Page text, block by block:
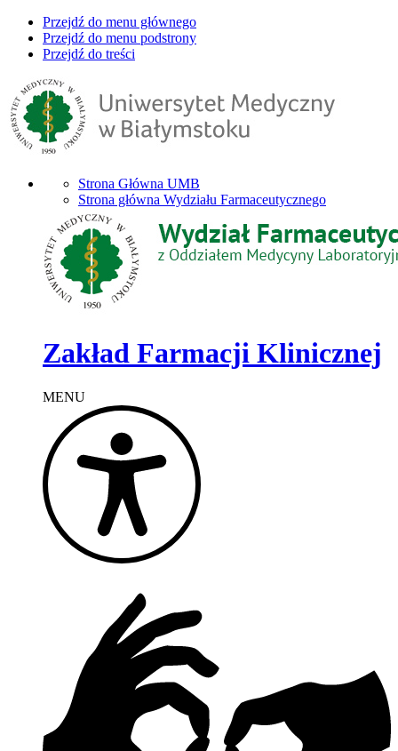
Przejdź do menu głównego
Przejdź do menu podstrony
Przejdź do treści
Strona Główna UMB
Strona główna Wydziału Farmaceutycznego
Zakład Farmacji Klinicznej
MENU